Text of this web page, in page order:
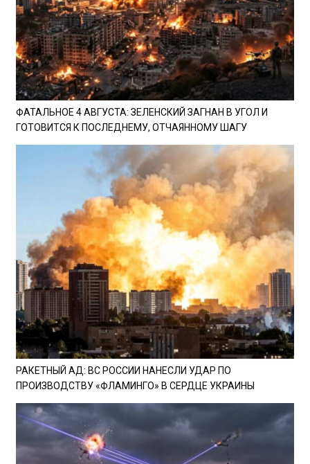
ФАТАЛЬНОЕ 4 АВГУСТА: ЗЕЛЕНСКИЙ ЗАГНАН В УГОЛ И
ГОТОВИТСЯ К ПОСЛЕДНЕМУ, ОТЧАЯННОМУ ШАГУ
РАКЕТНЫЙ АД: ВС РОССИИ НАНЕСЛИ УДАР ПО
ПРОИЗВОДСТВУ «ФЛАМИНГО» В СЕРДЦЕ УКРАИНЫ